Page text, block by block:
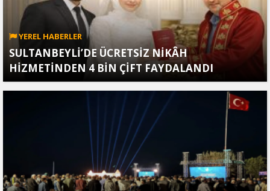
YEREL HABERLER
SULTANBEYLİ’DE ÜCRETSİZ NİKÂH
HİZMETİNDEN 4 BİN ÇİFT FAYDALANDI